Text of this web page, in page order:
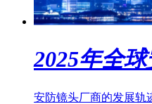
2025年全
安防镜头厂商的发展轨